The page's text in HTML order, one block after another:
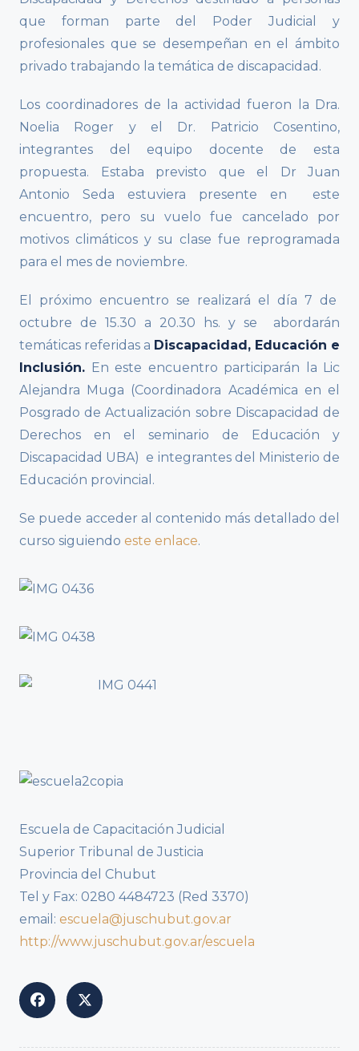
que forman parte del Poder Judicial y
profesionales que se desempeñan en el ámbito
privado trabajando la temática de discapacidad.
Los coordinadores de la actividad fueron la Dra.
Noelia Roger y el Dr. Patricio Cosentino,
integrantes del equipo docente de esta
propuesta.
Estaba previsto que el Dr Juan
Antonio Seda estuviera presente en este
encuentro, pero su vuelo fue cancelado por
motivos climáticos y su clase fue reprogramada
para el mes de noviembre.
El próximo encuentro se realizará el día 7 de
octubre de 15.30 a 20.30 hs. y se abordarán
temáticas referidas a Discapacidad, Educación e
Inclusión. En este encuentro participarán la Lic
Alejandra Muga (Coordinadora Académica en el
Posgrado de Actualización sobre Discapacidad de
Derechos en el seminario de Educación y
Discapacidad UBA) e integrantes del Ministerio de
Educación provincial.
Se puede acceder al contenido más detallado del
curso siguiendo este enlace.
Escuela de Capacitación Judicial
Superior Tribunal de Justicia
Provincia del Chubut
Tel y Fax: 0280 4484723 (Red 3370)
email: escuela@juschubut.gov.ar
http://www.juschubut.gov.ar/escuela